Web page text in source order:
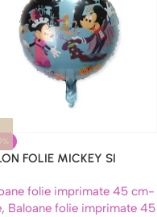
FOLIE MICKEY SI
folie imprimate 45 cm-
, Baloane folie imprimate 45